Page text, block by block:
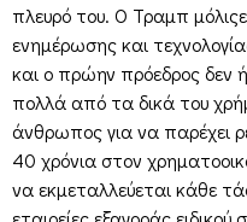
πλευρό του. Ο Τραμπ
ενημέρωσης και
και ο πρώην πρόεδρος δεν
πολλά από τα δικά του
άνθρωπος για να παρέχει
40 χρόνια στον
να εκμεταλλεύεται κάθε